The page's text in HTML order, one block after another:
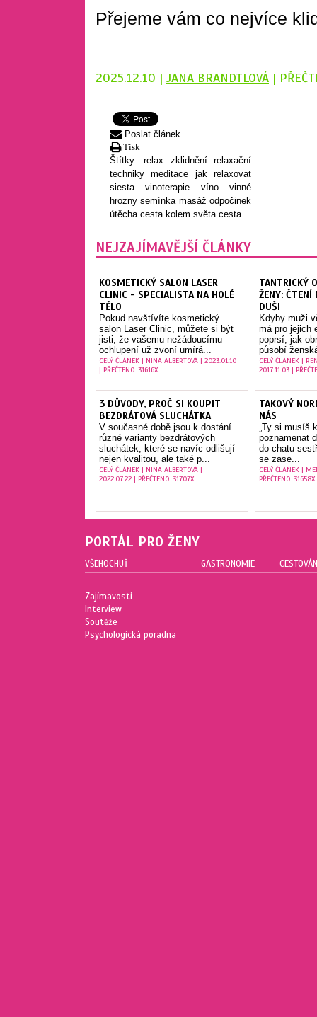
Přejeme vám co nejvíce
2025.12.10 | JANA BRANDTLOVÁ |
Poslat článek
Tisk
Štítky:relax zklidněnírelaxační
technikymeditace jak relaxovat
siestavinoterapie vínovinné
hroznysemínka masážodpočinek
útěcha cesta kolem světa cesta
NEJZAJÍMAVĚJŠÍ ČLÁNKY
KOSMETICKÝ SALON LASER
CLINIC - SPECIALISTA NA HOLÉ
TĚLO
Pokud navštívíte kosmetický
salon Laser Clinic, můžete si být
jisti, že vašemu nežádoucímu
ochlupení už zvoní umírá...
CELÝ ČLÁNEK | NINA ALBERTOVÁ | 2023.01.10
| PŘEČTENO: 31616X
TANTRICKÝ
ŽENY: ČTENÍ
DUŠI
Kdyby muži
má pro jejich
poprsí, jak
působí
CELÝ ČLÁNEK|
2017.11.03 |
3 DŮVODY, PROČ SI KOUPIT
BEZDRÁTOVÁ SLUCHÁTKA
V současné době jsou k dostání
různé varianty bezdrátových
sluchátek, které se navíc odlišují
nejen kvalitou, ale také p...
CELÝ ČLÁNEK | NINA ALBERTOVÁ |
2022.07.22 | PŘEČTENO: 31707X
TAKOVÝ
NÁS
„Ty si musíš
poznamenat
do chatu
se zase...
CELÝ ČLÁNEK|
PŘEČTENO: 31658X
PORTÁL PRO ŽENY
VŠEHOCHUŤ
Zajímavosti
Interview
Soutěže
Psychologická poradna
GASTRONOMIE